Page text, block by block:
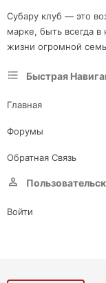
Субару клуб — это
марке, быть всегда в
жизни огромной
Быстрая
Главная
Форумы
Обратная Связь
Войти